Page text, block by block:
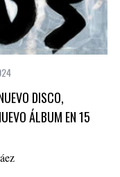
DISCO,
ÁLBUM EN 15